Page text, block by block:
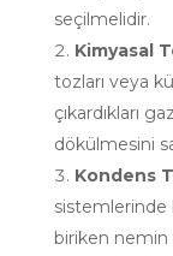
seçilmelidir.
Kimyasal
tozları veya
çıkardıkları
dökülmesini
Kondens
sistemlerinde
biriken nemin